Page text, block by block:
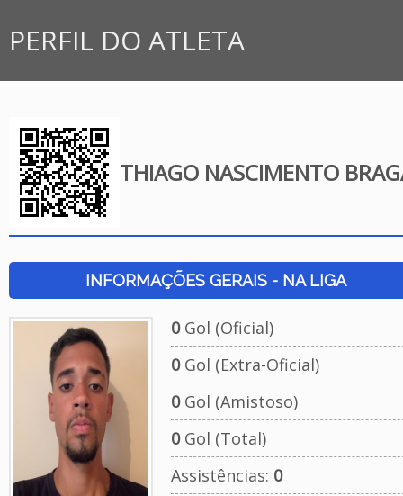
PERFIL DO ATLETA
THIAGO NASCIMENTO
INFORMAÇÕES GERAIS - NA LIGA
0Gol (Oficial)
0Gol (Extra-Oficial)
0Gol (Amistoso)
0Gol (Total)
Assistências: 0